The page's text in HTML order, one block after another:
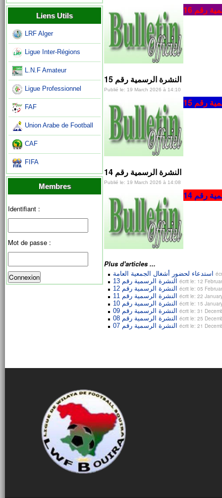
Liens Utils
LRF Alger
Ligue Inter-Régions
L.N.F Amateur
Ligue Professionnel
FAF
Union Arabe de Football
CAF
FIFA
Membres
Identifiant :
Mot de passe :
رقم 16
النشرة الرسمية رقم 15
Publié le: 19 March 2026 à 14:10
رقم 15
النشرة الرسمية رقم 14
Publié le: 19 March 2026 à 14:08
رقم 14
Plus d'articles ...
écrit le: 12
écrit le: 05
écrit le: 22
écrit le: 15
écrit le: 31
écrit le: 25
écrit le: 21